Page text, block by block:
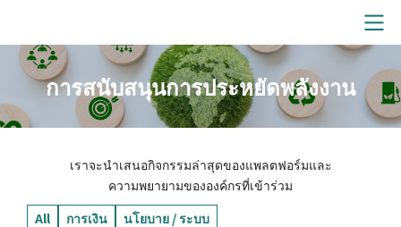
การสนับสนุนการประหยัดพลังงาน
เราจะนำเสนอกิจกรรมล่าสุดของแพลตฟอร์มและ
ความพยายามขององค์กรที่เข้าร่วม
All
การเงิน นโยบาย / ระบบ